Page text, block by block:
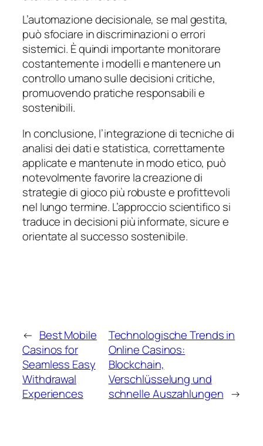
L’automazione decisionale, se mal gestita,
può sfociare in discriminazioni o errori
sistemici. È quindi importante monitorare
costantemente i modelli e mantenere un
controllo umano sulle decisioni critiche,
promuovendo pratiche responsabili e
sostenibili.
In conclusione, l’integrazione di tecniche di
analisi dei dati e statistica, correttamente
applicate e mantenute in modo etico, può
notevolmente favorire la creazione di
strategie di gioco più robuste e profittevoli
nel lungo termine. L’approccio scientifico si
traduce in decisioni più informate, sicure e
orientate al successo sostenibile.
← Best Mobile
Casinos for
Seamless Easy
Withdrawal
Experiences
Technologische Trends in
Online Casinos:
Blockchain,
Verschlüsselung und
schnelle Auszahlungen →